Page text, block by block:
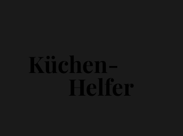
Küchen-
Helfer